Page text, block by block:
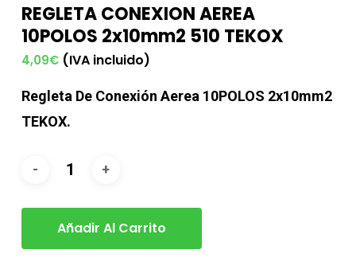
REGLETA CONEXION AEREA
10POLOS 2x10mm2 510 TEKOX
4,09€ (IVA incluido)
Regleta De Conexión Aerea 10POLOS 2x10mm2
TEKOX.
Añadir Al Carrito